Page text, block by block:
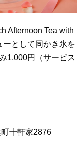
Afternoon Tea with
ーとして同かき氷を
1,000円（サービス
十軒家2876